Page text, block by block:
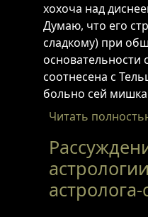
хохоча над
Думаю, что его
сладкому) при
соотнесена с
больно сей
Читать